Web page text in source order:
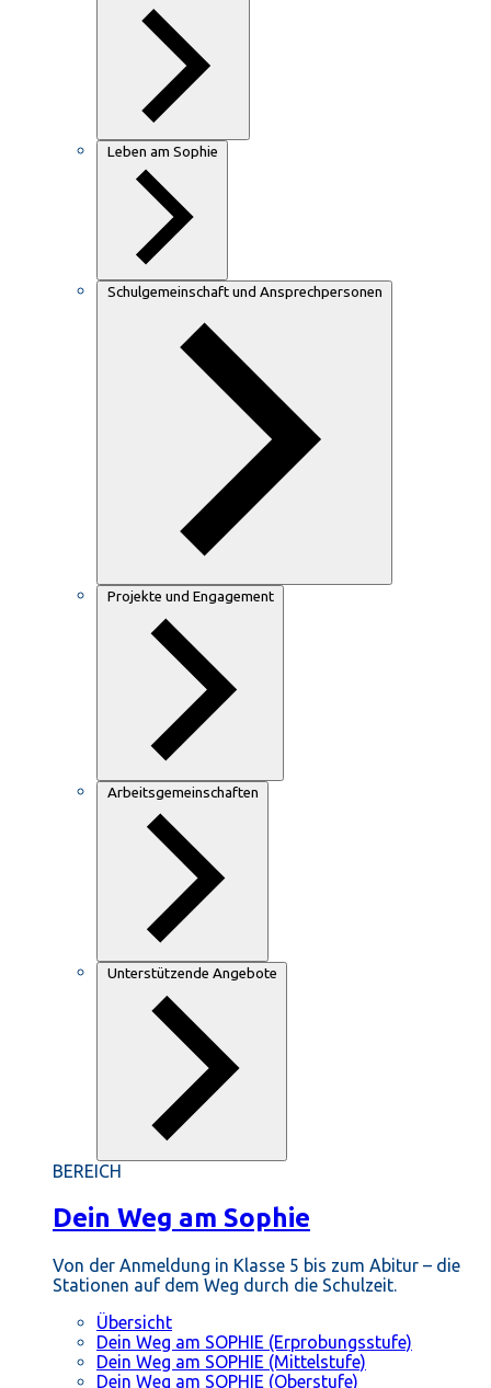
Leben am Sophie
Schulgemeinschaft und Ansprechpersonen
Projekte und Engagement
Arbeitsgemeinschaften
Unterstützende Angebote
BEREICH
Dein Weg am Sophie
Von der Anmeldung in Klasse 5 bis zum Abitur – die
Stationen auf dem Weg durch die Schulzeit.
Übersicht
Dein Weg am SOPHIE (Erprobungsstufe)
Dein Weg am SOPHIE (Mittelstufe)
Dein Weg am SOPHIE (Oberstufe)